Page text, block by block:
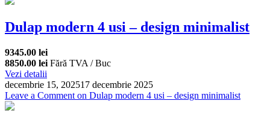
Dulap modern 4 usi – design minimalist
9345.00 lei
8850.00 lei Fără TVA / Buc
Vezi detalii
decembrie 15, 202517 decembrie 2025
Leave a Comment on Dulap modern 4 usi – design minimalist